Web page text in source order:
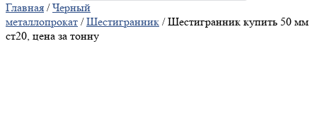
Главная /Черный
металлопрокат /Шестигранник / Шестигранник купить 50 мм
ст20, цена за тонну